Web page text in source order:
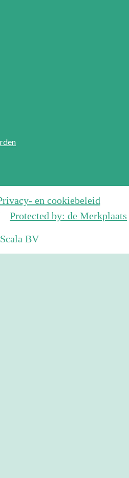
en cookiebeleid
Protected by: de Merkplaats
BV